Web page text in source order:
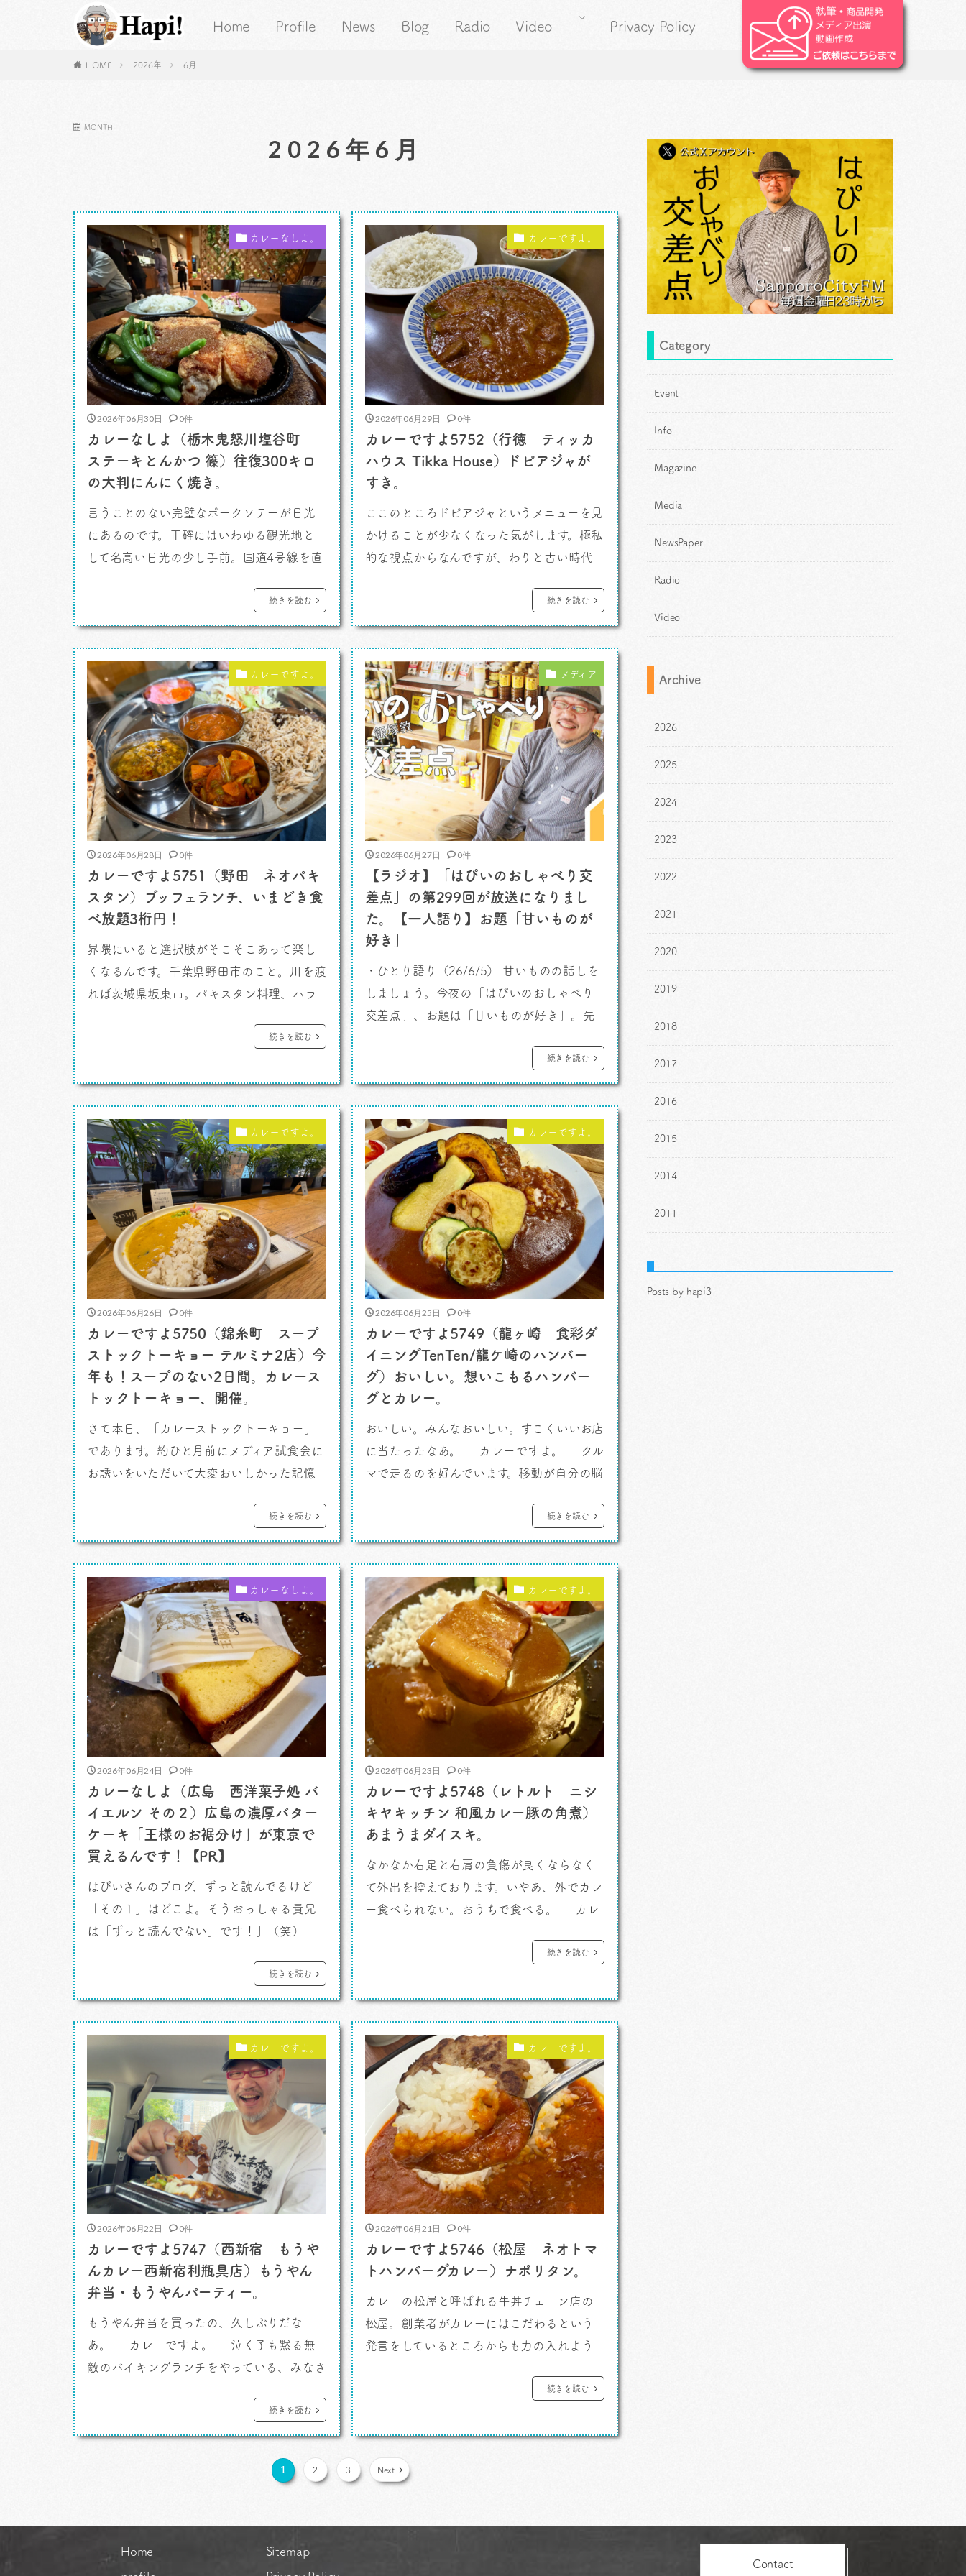
Home Profile News Blog Radio Video Privacy Policy
HOME 2026年 6月
MONTH
2026年6月
カレーなしよ。
2026年06月30日 0件
カレーなしよ（栃木鬼怒川塩谷町
ステーキとんかつ 篠）往復300キロ
の大判にんにく焼き。
言うことのない完璧なポークソテーが日光
にあるのです。正確にはいわゆる観光地と
して名高い日光の少し手前。国道4号線を直
すがその距離をものともせず通ってしまう
のです。そういう美味しいやつが待っている
お店。 カレーなしよ。 本当にあの店
にカレーがなくて良かったよなあ。あそこ
においしいカレーメニューとかあったら
[…]
続きを読む
カレーですよ。
2026年06月29日 0件
カレーですよ5752（行徳 ティッカ
ハウス Tikka House）ドピアジャが
すき。
ここのところドピアジャというメニューを見
かけることが少なくなった気がします。極私
的な視点からなんですが、わりと古い時代
ニューであったと記憶しています。 カレ
ーですよ。 いわゆるインネパ店でも見か
けることが度々あったメニュー。勝手に思
っているのが、あの頃、インネパ店の良し
悪しはチキンカレー、マトンカレー、キ
[…]
続きを読む
カレーですよ。
2026年06月28日 0件
カレーですよ5751（野田 ネオパキ
スタン）ブッフェランチ、いまどき食
べ放題3桁円！
界隈にいると選択肢がそこそこあって楽し
くなるんです。千葉県野田市のこと。川を渡
れば茨城県坂東市。パキスタン料理、ハラ
大雨となりました。が、着たいもんは行き
り。 カレーですよ。 メヘマーンサラエ
は素晴らしきブッフェランチあり。店のスタ
ッフも柔和な笑顔で居心地がいいお店 […]
続きを読む
メディア
2026年06月27日 0件
【ラジオ】「はぴいのおしゃべり交
差点」の第299回が放送になりまし
た。【一人語り】お題「甘いものが
好き」
・ひとり語り（26/6/5） 甘いものの話しを
しましょう。今夜の「はぴいのおしゃべり
交差点」、お題は「甘いものが好き」。先
したがその流れで古いブログを見て「甘い
もんだけはやめられないよ」というカテゴ
リーをやってたことを思い出しました。そ
れと先週広島から美味しいスイーツを送っ
てもらったんですよ。 今夜は甘い甘い、甘
くておいしいものの話しです。金曜深夜23
時、S […]
続きを読む
カレーですよ。
2026年06月26日 0件
カレーですよ5750（錦糸町 スープ
ストックトーキョー テルミナ2店）今
年も！スープのない2日間。カレース
トックトーキョー、開催。
さて本日、「カレーストックトーキョー」
であります。約ひと月前にメディア試食会に
お誘いをいただいて大変おいしかった記憶
なあ。素直にうれしいなあ。それくらいの
お気に入りができましたた。 カレーです
よ。 あいにくの雨。台風かあ。 平日とい
うこともあって行列を恐れたわたしは時間
を外して15時くらいにお店に出かけ […]
続きを読む
カレーですよ。
2026年06月25日 0件
カレーですよ5749（龍ヶ崎 食彩ダ
イニングTenTen/龍ケ崎のハンバー
グ）おいしい。想いこもるハンバー
グとカレー。
おいしい。みんなおいしい。すこくいいお店
に当たったなあ。 カレーですよ。 クル
マで走るのを好んでいます。移動が自分の脳
ここ半月以上、極力外出を控えていたんです
が、やっと持ち直してきました。以前よりは
走る距離も時間も減った気がするけどね。
しかし、とはいえ、移動はわたしの思考の
時間だから。色々とアイディアや […]
続きを読む
カレーなしよ。
2026年06月24日 0件
カレーなしよ（広島 西洋菓子処 バ
イエルン その２）広島の濃厚バター
ケーキ「王様のお裾分け」が東京で
買えるんです！【PR】
はぴいさんのブログ、ずっと読んでるけど
「その１」はどこよ。そうおっしゃる貴兄
は「ずっと読んでない」です！」（笑）
年以上読んでる人。「その１」はちょうど5
年前のこと。日付を見ると2021年7月8日。
ほぼちょうど5年前、ほんの1〜2週間の誤差
です。 カレーなしよ（広島 西洋菓子処 バ
イエルン 熟成バターケー […]
続きを読む
カレーですよ。
2026年06月23日 0件
カレーですよ5748（レトルト ニシ
キヤキッチン 和風カレー豚の角煮）
あまうまダイスキ。
なかなか右足と右肩の負傷が良くならなく
て外出を控えております。いやあ、外でカレ
ー食べられない。おうちで食べる。 カレ
いないんです。外食に行けていないの。何故
ら。箸もスプーンもどうにもうまく使うこと
ができないんです。何度か箸とスプーンのチ
ャレンジをしたんですが、ことごと […]
続きを読む
カレーですよ。
2026年06月22日 0件
カレーですよ5747（西新宿 もうや
んカレー西新宿利瓶具店）もうやん
弁当・もうやんパーティー。
もうやん弁当を買ったの、久しぶりだな
あ。 カレーですよ。 泣く子も黙る無
敵のバイキングランチをやっている、みなさ
だよねえ、あの味。 特にランチバイキング
の空気感がよくってさ。みんなお行儀よく
並んでそれぞれ好きなもんを盛り付けて。
なんとなくほんわかした雰囲気で、あの行
に […]
続きを読む
カレーですよ。
2026年06月21日 0件
カレーですよ5746（松屋 ネオトマ
トハンバーグカレー）ナポリタン。
カレーの松屋と呼ばれる牛丼チェーン店の
松屋。創業者がカレーにはこだわるという
発言をしているところからも力の入れよう
カレーですよ。 そんな流れが創業以来続
に深夜帯にカレーに困っている時の救世主
と言ってもいい。「マイカリー食堂」との併
設店もあるしね。 で、今回のこれ。「 […]
続きを読む
1 2 3 Next
Category
Event
Info
Magazine
Media
NewsPaper
Radio
Video
Archive
2026
2025
2024
2023
2022
2021
2020
2019
2018
2017
2016
2015
2014
2011
Posts by hapi3
Home Sitemap
Contact